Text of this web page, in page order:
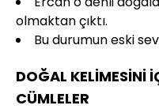
olmaktan çıktı.
Bu durumun eski
DOĞAL KELİMESİNİ
CÜMLELER